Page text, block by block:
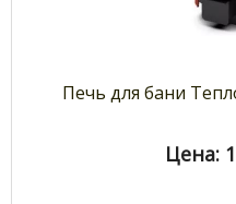
Печь для бани
Цена: